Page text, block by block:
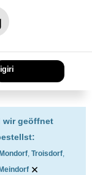
wir geöffnet
Mondorf, Troisdorf,
Meindorf ×